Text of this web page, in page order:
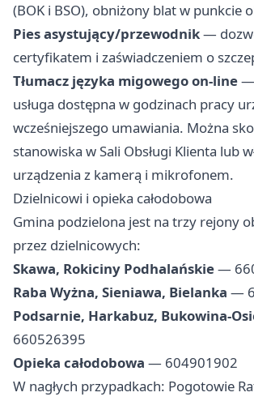
(BOK i BSO), obniżony blat w punkcie
Pies asystujący/przewodnik—
certyfikatem i zaświadczeniem o
Tłumacz języka migowego on-line—
usługa dostępna w godzinach pracy
wcześniejszego umawiania. Można
stanowiska w Sali Obsługi Klienta lub
urządzenia z kamerą i mikrofonem.
Dzielnicowi i opieka całodobowa
Gmina podzielona jest na trzy rejony
przez dzielnicowych:
Skawa, Rokiciny Podhalańskie—
Raba Wyżna, Sieniawa, Bielanka —
Podsarnie, Harkabuz, Bukowina-
660526395
Opieka całodobowa — 604901902
W nagłych przypadkach: Pogotowie